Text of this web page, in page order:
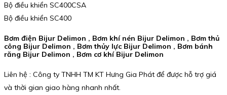
Bộ điều khiển SC400CSA
Bộ điều khiển SC400
Bơm điện Bijur Delimon , Bơm khí nén Bijur Delimon , Bơm thủ
công Bijur Delimon , Bơm thủy lực Bijur Delimon , Bơm bánh
răng Bijur Delimon , Bơm cơ khí Bijur Delimon
Liên hệ : Công ty TNHH TM KT Hưng Gia Phát để được hỗ trợ giá
và thời gian giao hàng nhanh nhất.